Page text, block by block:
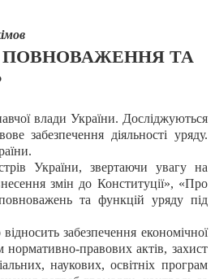
ПОВНОВАЖЕННЯ ТА
влади України. Досліджуються
забезпечення діяльності уряду.
України, звертаючи увагу на
змін до Конституції», «Про
та функцій уряду під
забезпечення економічної
нормативно-правових актів, захист
наукових, освітніх програм